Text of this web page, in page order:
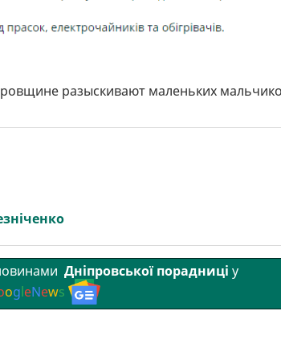
разыскивают маленьких
Дніпровської порадниці у
ogleNews